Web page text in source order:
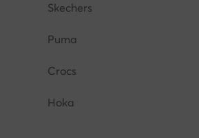
Skechers
Puma
Crocs
Hoka